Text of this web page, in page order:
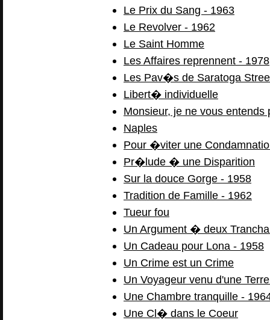
Le Prix du Sang - 1963
Le Revolver - 1962
Le Saint Homme
Les Affaires reprennent - 1978
Les Pav�s de Saratoga
Libert� individuelle
Monsieur, je ne vous entends
Naples
Pour �viter une
Pr�lude � une Disparition
Sur la douce Gorge - 1958
Tradition de Famille - 1962
Tueur fou
Un Argument � deux
Un Cadeau pour Lona - 1958
Un Crime est un Crime
Un Voyageur venu d'une
Une Chambre tranquille -
Une Cl� dans le Coeur